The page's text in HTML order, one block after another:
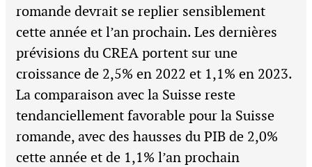
romande devrait se replier sensiblement
cette année et l’an prochain. Les dernières
prévisions du CREA portent sur une
croissance de 2,5% en 2022 et 1,1% en 2023.
La comparaison avec la Suisse reste
tendanciellement favorable pour la Suisse
romande, avec des hausses du PIB de 2,0%
cette année et de 1,1% l’an prochain